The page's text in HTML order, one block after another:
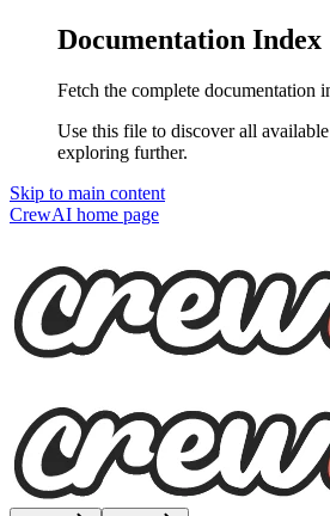
Documentation Index
Fetch the complete documentation
Use this file to discover all
exploring further.
Skip to main content
CrewAI home page